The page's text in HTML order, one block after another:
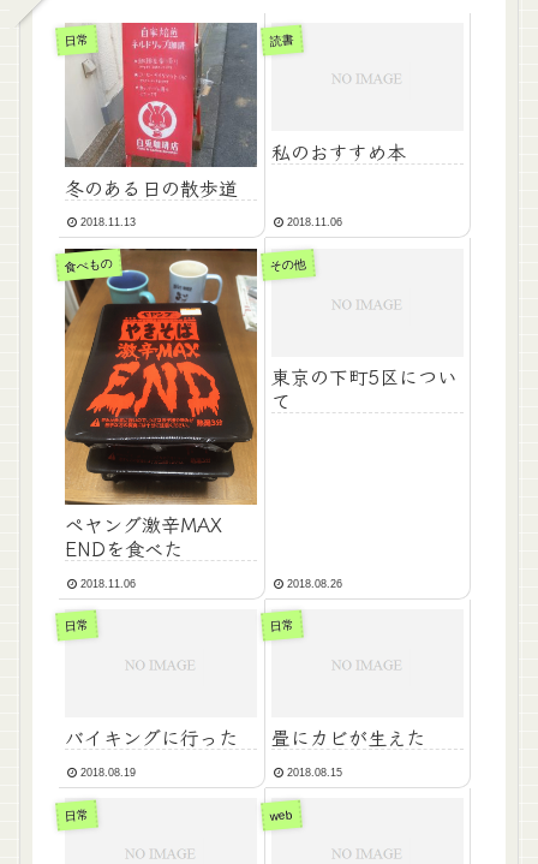
日常
冬のある日の散歩道
2018.11.13
読書
私のおすすめ本
2018.11.06
食べもの
ペヤング激辛MAX
ENDを食べた
2018.11.06
その他
東京の下町5区につい
て
2018.08.26
日常
バイキングに行った
2018.08.19
日常
畳にカビが生えた
2018.08.15
日常 web